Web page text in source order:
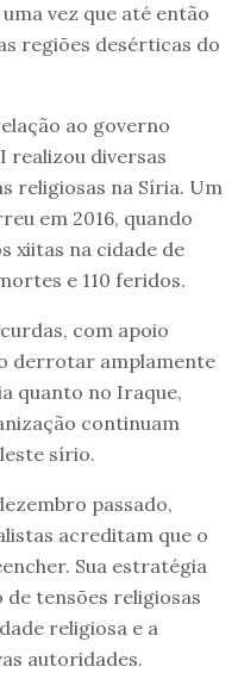
vez que até então
regiões desérticas do
ao governo
realizou diversas
religiosas na Síria. Um
em 2016, quando
xiitas na cidade de
e 110 feridos.
com apoio
derrotar amplamente
quanto no Iraque,
continuam
sírio.
passado,
acreditam que o
Sua estratégia
de tensões religiosas
religiosa e a
autoridades.